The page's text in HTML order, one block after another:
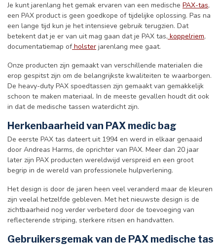
Je kunt jarenlang het gemak ervaren van een medische PAX-tas,
een PAX product is geen goedkope of tijdelijke oplossing. Pas na
een lange tijd kun je het intensieve gebruik terugzien. Dat
betekent dat je er van uit mag gaan dat je PAX tas, koppelriem,
documentatiemap ofholster jarenlang mee gaat.
Onze producten zijn gemaakt van verschillende materialen die
erop gespitst zijn om de belangrijkste kwaliteiten te waarborgen.
De heavy-duty PAX spoedtassen zijn gemaakt van gemakkelijk
schoon te maken materiaal. In de meeste gevallen houdt dit ook
in dat de medische tassen waterdicht zijn.
Herkenbaarheid van PAX medic bag
De eerste PAX tas dateert uit 1994 en werd in elkaar genaaid
door Andreas Harms, de oprichter van PAX. Meer dan 20 jaar
later zijn PAX producten wereldwijd verspreid en een groot
begrip in de wereld van professionele hulpverlening.
Het design is door de jaren heen veel veranderd maar de kleuren
zijn veelal hetzelfde gebleven. Met het nieuwste design is de
zichtbaarheid nog verder verbeterd door de toevoeging van
reflecterende striping, sterkere ritsen en handvatten.
Gebruikersgemak van de PAX medische tas